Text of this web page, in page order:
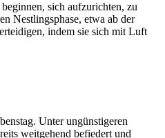
sich aufzurichten, zu
Nestlingsphase, etwa ab der
indem sie sich mit Luft
Unter ungünstigeren
weitgehend befiedert und